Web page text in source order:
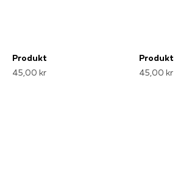
Produkt
45,00 kr
Produkt
45,00 kr